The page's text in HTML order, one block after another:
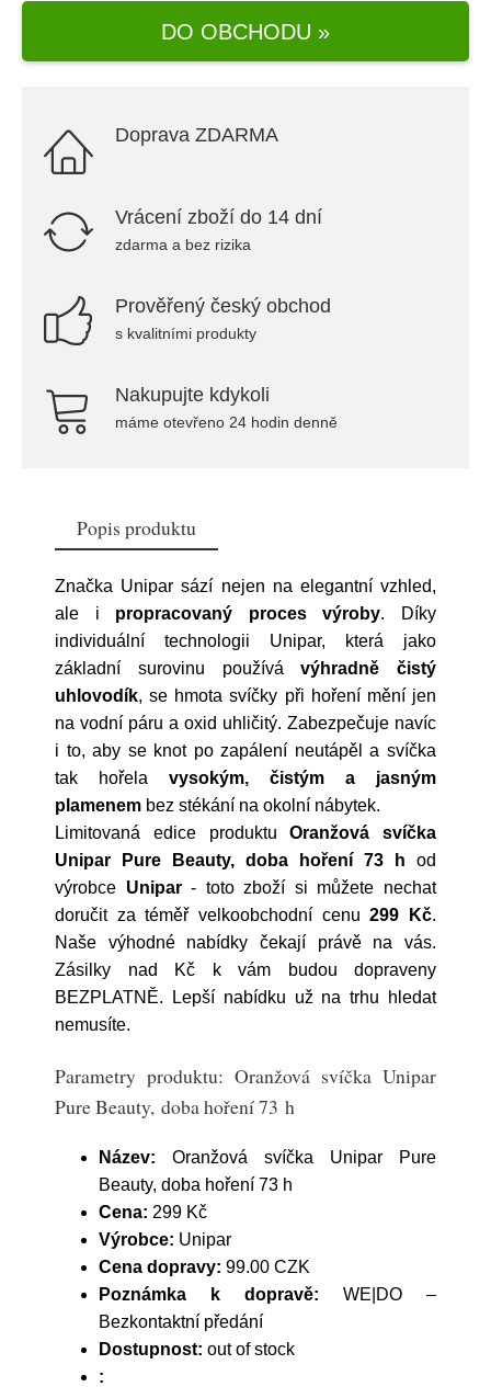
DO OBCHODU »
Doprava ZDARMA
Vrácení zboží do 14 dní
zdarma a bez rizika
Prověřený český obchod
s kvalitními produkty
Nakupujte kdykoli
máme otevřeno 24 hodin denně
Popis produktu
Značka Unipar sází nejen na elegantní vzhled,
ale i propracovaný proces výroby. Díky
individuální technologii Unipar, která jako
základní surovinu používávýhradně čistý
uhlovodík, se hmota svíčky při hoření mění jen
na vodní páru a oxid uhličitý. Zabezpečuje navíc
i to, aby se knot po zapálení neutápěl a svíčka
tak hořela vysokým, čistým a jasným
plamenem bez stékání na okolní nábytek.
Limitovaná edice produktuOranžová svíčka
Unipar Pure Beauty, doba hoření 73 h od
výrobce Unipar- toto zboží si můžete nechat
doručit za téměř velkoobchodní cenu299 Kč.
Naše výhodné nabídky čekají právě na vás.
Zásilky nad Kč k vám budou dopraveny
BEZPLATNĚ. Lepší nabídku už na trhu hledat
nemusíte.
Parametry produktu: Oranžová svíčka Unipar
Pure Beauty, doba hoření 73 h
Název: Oranžová svíčka Unipar Pure
Beauty, doba hoření 73 h
Cena: 299 Kč
Výrobce: Unipar
Cena dopravy: 99.00 CZK
Poznámka k dopravě: WE|DO –
Bezkontaktní předání
Dostupnost: out of stock
: